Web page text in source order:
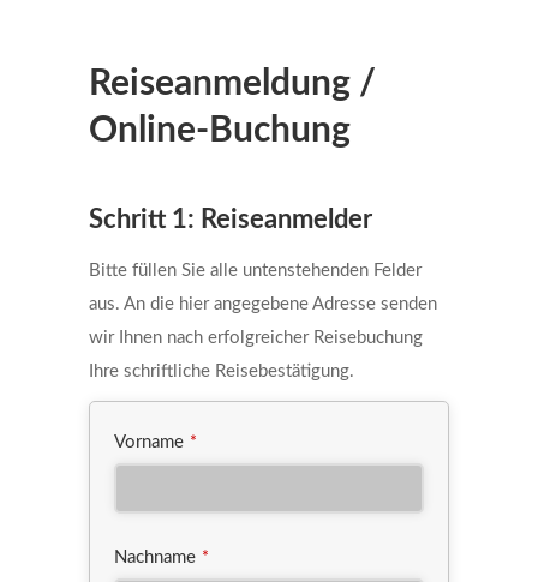
Reiseanmeldung /
Online-Buchung
Schritt 1: Reiseanmelder
Bitte füllen Sie alle untenstehenden Felder
aus. An die hier angegebene Adresse senden
wir Ihnen nach erfolgreicher Reisebuchung
Ihre schriftliche Reisebestätigung.
Vorname *
Nachname *